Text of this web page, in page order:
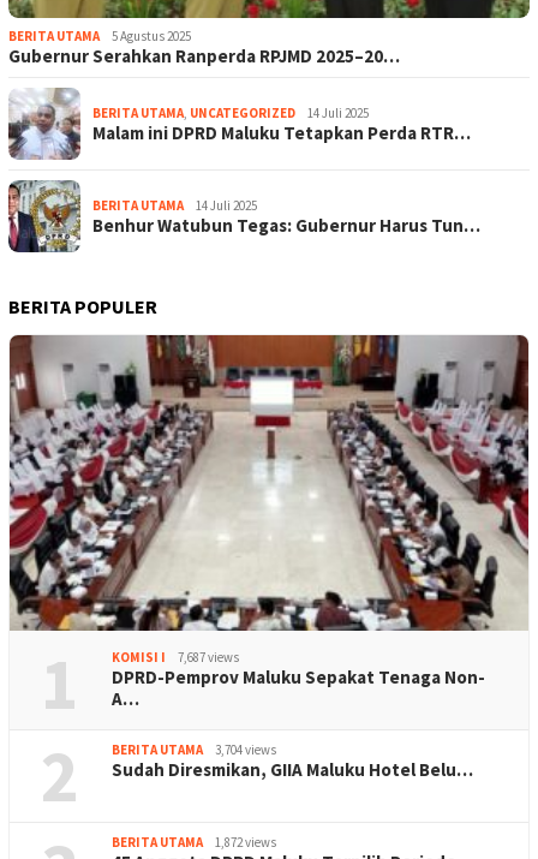
BERITA UTAMA 5 Agustus 2025
Gubernur Serahkan Ranperda RPJMD 2025–20…
BERITA UTAMA, UNCATEGORIZED 14 Juli 2025
Malam ini DPRD Maluku Tetapkan Perda RTR…
BERITA UTAMA 14 Juli 2025
Benhur Watubun Tegas: Gubernur Harus Tun…
BERITA POPULER
1 KOMISI I 7,687 views
DPRD-Pemprov Maluku Sepakat Tenaga Non-
A…
2 BERITA UTAMA 3,704 views
Sudah Diresmikan, GIIA Maluku Hotel Belu…
BERITA UTAMA 1,872 views